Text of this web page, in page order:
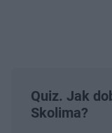
Quiz. Jak
Skolima?